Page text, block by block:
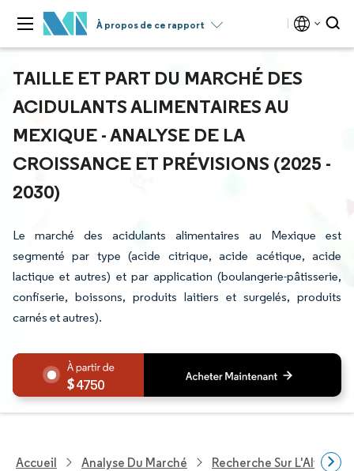
À propos de ce rapport
TAILLE ET PART DU MARCHÉ DES
ACIDULANTS ALIMENTAIRES AU
MEXIQUE - ANALYSE DE LA
CROISSANCE ET PRÉVISIONS (2025 -
2030)
Le marché des acidulants alimentaires au Mexique est
segmenté par type (acide citrique, acide acétique, acide
lactique et autres) et par application (boulangerie-pâtisserie,
confiserie, boissons, produits laitiers et surgelés, produits
carnés et autres).
4750
Accueil Analyse Du Marché Recherche Sur